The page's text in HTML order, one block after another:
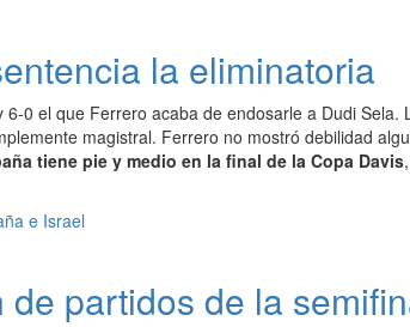
la eliminatoria
6-0 el que Ferrero acaba de endosarle a Dudi
magistral. Ferrero no mostró debilidad
tiene pie y medio en la final de la Copa Davis
partidos de la